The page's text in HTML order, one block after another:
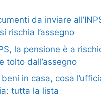
da inviare
rischia l’assegno
la pensione è a
tolto dall’assegno
in casa, cosa
tutta la lista